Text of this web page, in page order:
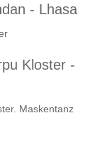
- Lhasa
Kloster -
Maskentanz